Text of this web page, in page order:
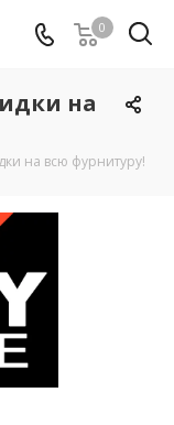
0
на
на всю фурнитуру!